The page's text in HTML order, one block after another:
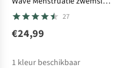
Lage Taille
27
€24,99
1 kleur beschikbaar